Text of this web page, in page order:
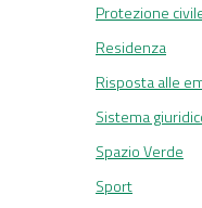
Protezione
Residenza
Risposta alle
Sistema
Spazio Verde
Sport